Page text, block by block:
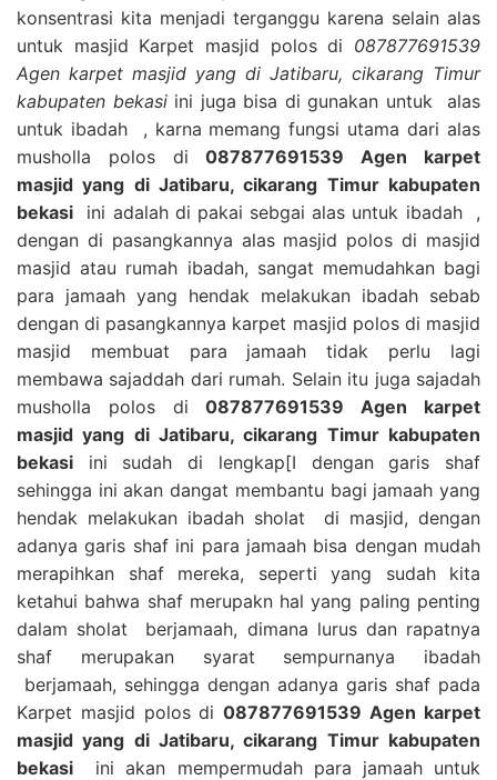
konsentrasi kita menjadi terganggu karena selain alas
untuk masjid Karpet masjid polos di 087877691539
Agen karpet masjid yang di Jatibaru, cikarang Timur
kabupaten bekasiini juga bisa di gunakan untuk alas
untuk ibadah , karna memang fungsi utama dari alas
musholla polos di087877691539 Agen karpet
masjid yang di Jatibaru, cikarang Timur kabupaten
bekasi ini adalah di pakai sebgai alas untuk ibadah ,
dengan di pasangkannya alas masjid polos di masjid
masjid atau rumah ibadah, sangat memudahkan bagi
para jamaah yang hendak melakukan ibadah sebab
dengan di pasangkannya karpet masjid polos di masjid
masjid membuat para jamaah tidak perlu lagi
membawa sajaddah dari rumah. Selain itu juga sajadah
musholla polos di087877691539 Agen karpet
masjid yang di Jatibaru, cikarang Timur kabupaten
bekasi ini sudah di lengkap[I dengan garis shaf
sehingga ini akan dangat membantu bagi jamaah yang
hendak melakukan ibadah sholat di masjid, dengan
adanya garis shaf ini para jamaah bisa dengan mudah
merapihkan shaf mereka, seperti yang sudah kita
ketahui bahwa shaf merupakn hal yang paling penting
dalam sholat berjamaah, dimana lurus dan rapatnya
shaf merupakan syarat sempurnanya ibadah
berjamaah, sehingga dengan adanya garis shaf pada
Karpet masjid polos di087877691539 Agen karpet
masjid yang di Jatibaru, cikarang Timur kabupaten
bekasi ini akan mempermudah para jamaah untuk